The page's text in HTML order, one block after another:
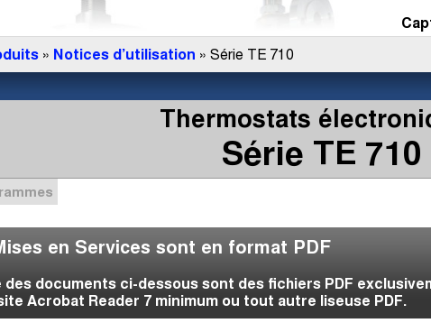
» Notices d’utilisation » Série TE 710
Thermostats
Série TE 710
en Services sont en format PDF
des documents ci-dessous sont des fichiers PDF
Acrobat Reader 7 minimum ou tout autre liseuse PDF.